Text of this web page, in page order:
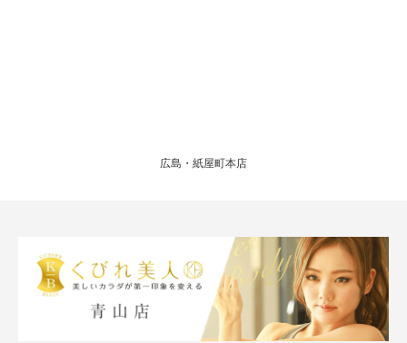
広島・紙屋町本店